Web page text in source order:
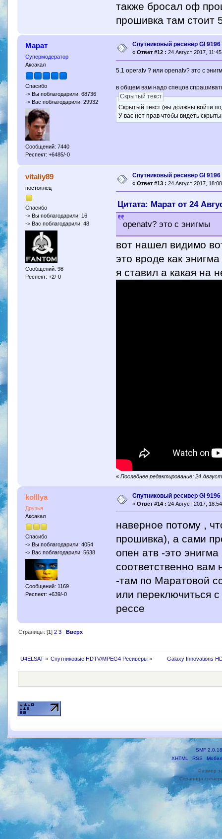
также бросал оф
прошивка там стоит
Марат
Супермодератор
Аксакал
Спасибо
-> Вы поблагодарили: 68736
-> Вас поблагодарили: 29932
Сообщений: 7440
Респект: +6485/-0
Спутниковый ресивер GI
« Ответ #12 : 24 Август 2017,
5.1 operatv ? или openatv? это с
в общем вам надо спецов
Скрытый текст
Скрытый текст (вы должны войти
У вас нет прав чтобы видеть
vitaliy89
постоялец
Спасибо
-> Вы поблагодарили: 16
-> Вас поблагодарили: 48
Сообщений: 98
Респект: +2/-0
Спутниковый ресивер GI
« Ответ #13 : 24 Август 2017,
Цитата: Марат от 24
openatv? это с энигмы
вот нашел видимо
это вроде как
я ставил а какая на
«Последнее редактирование: 24
kolllya
Друзья
Аксакал
Спасибо
-> Вы поблагодарили: 4054
-> Вас поблагодарили: 5638
Сообщений: 1169
Респект: +639/-0
Спутниковый ресивер GI
« Ответ #14 : 24 Август 2017,
наверное потому ,
прошивка), а сами
опен атв -это энигма
соответственно вам
-там по Маратовой
или переключиться
рессе
Страницы: [1] 2 3 Вверх
U4ELSAT» Спутниковые HDTV/MPEG4 Ресиверы » Galaxy Innovations
SMF 2.0.18
XHTML
RSS
Размер
Страница